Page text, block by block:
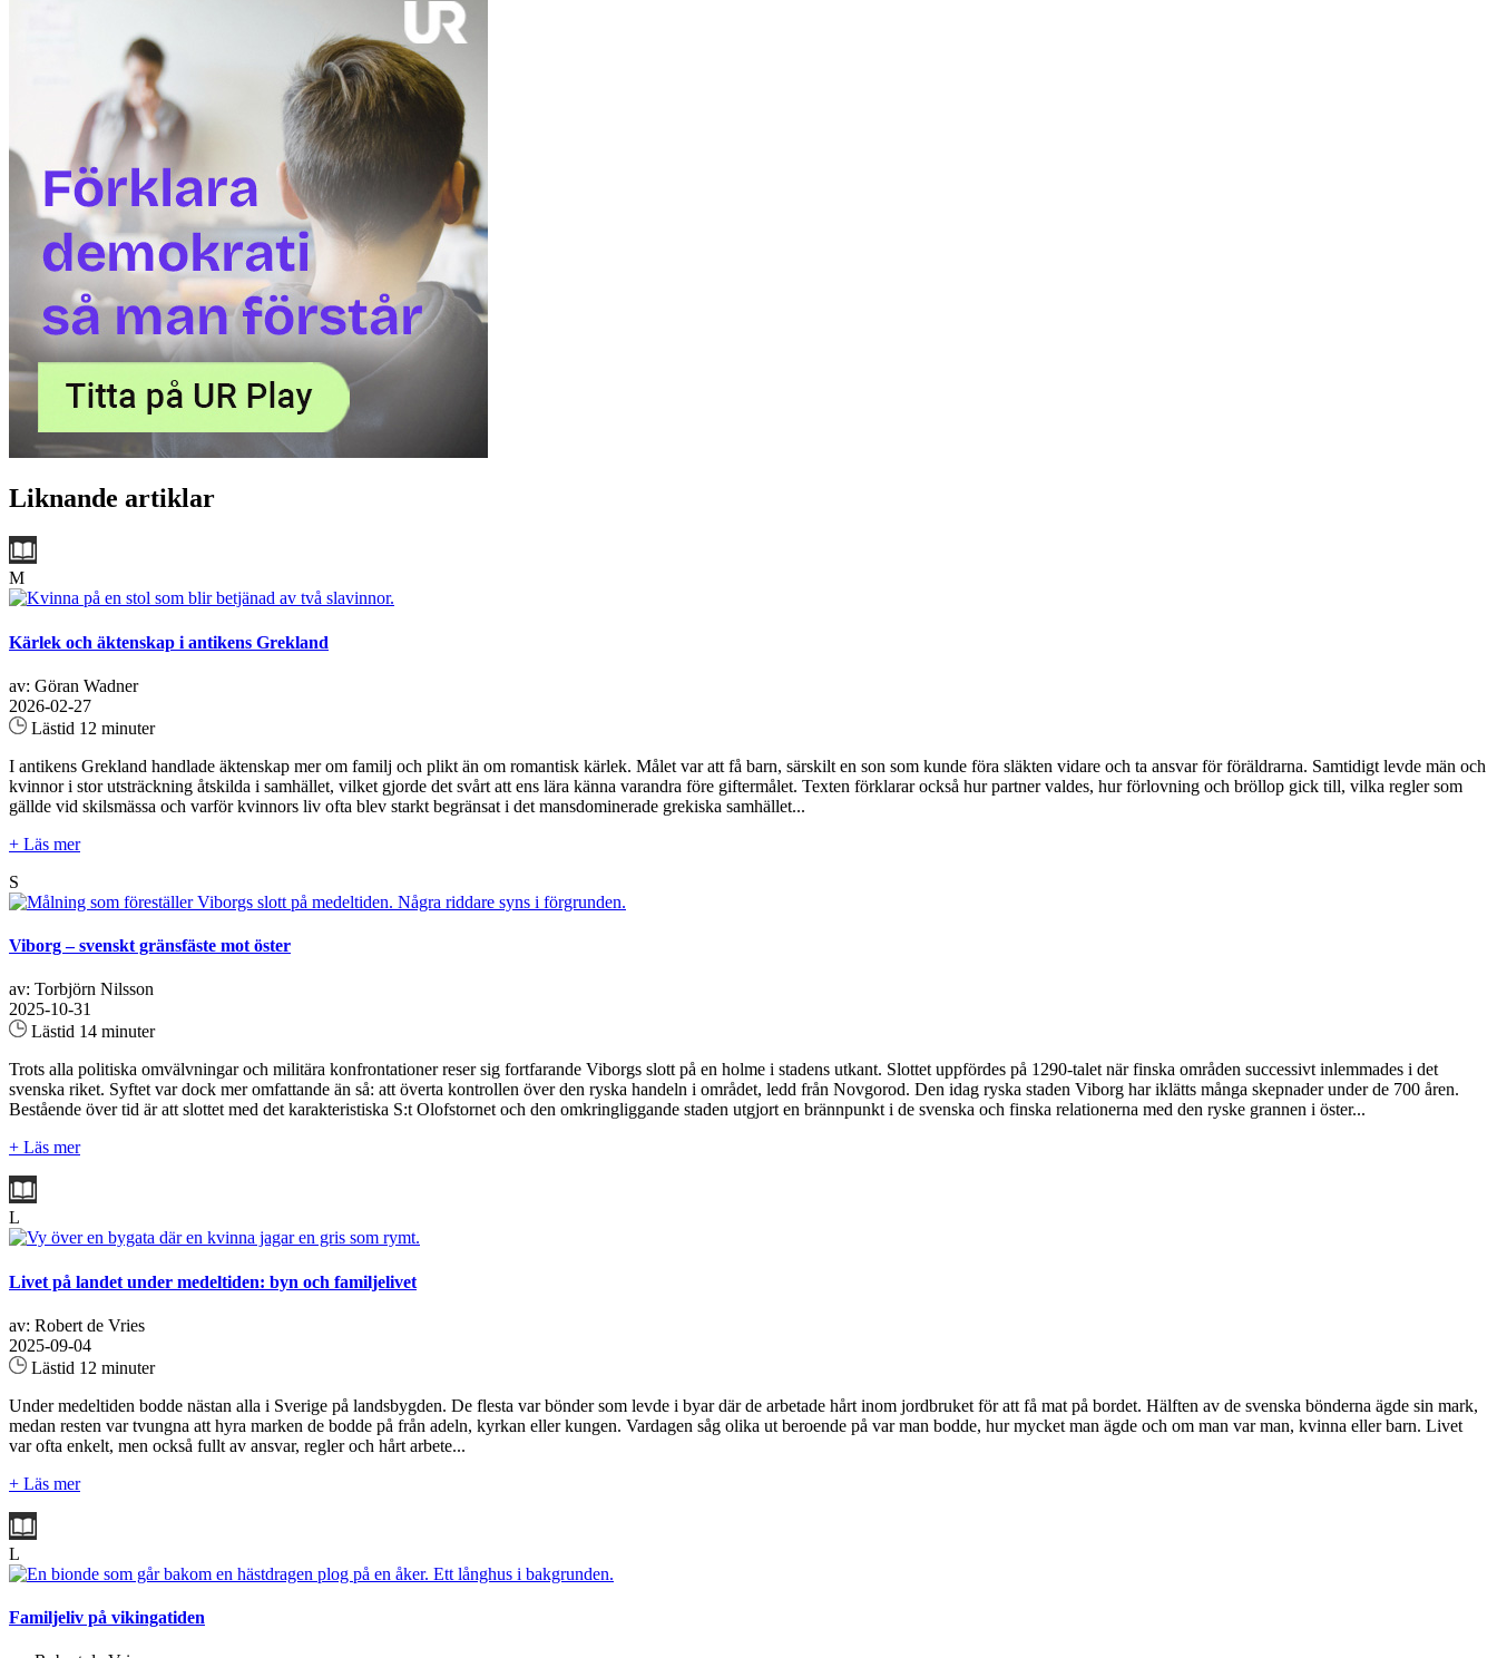
Liknande artiklar
M
Kärlek och äktenskap i antikens Grekland
av: Göran Wadner
2026-02-27
Lästid 12 minuter
I antikens Grekland handlade äktenskap mer om familj och plikt än om romantisk kärlek. Målet var att få barn, särskilt en son som kunde föra släkten vidare och ta ansvar för föräldrarna. Samtidigt levde män och
kvinnor i stor utsträckning åtskilda i samhället, vilket gjorde det svårt att ens lära känna varandra före giftermålet. Texten förklarar också hur partner valdes, hur förlovning och bröllop gick till, vilka regler som
gällde vid skilsmässa och varför kvinnors liv ofta blev starkt begränsat i det mansdominerade grekiska samhället...
+ Läs mer
S
Viborg – svenskt gränsfäste mot öster
av: Torbjörn Nilsson
2025-10-31
Lästid 14 minuter
Trots alla politiska omvälvningar och militära konfrontationer reser sig fortfarande Viborgs slott på en holme i stadens utkant. Slottet uppfördes på 1290-talet när finska områden successivt inlemmades i det
svenska riket. Syftet var dock mer omfattande än så: att överta kontrollen över den ryska handeln i området, ledd från Novgorod. Den idag ryska staden Viborg har iklätts många skepnader under de 700 åren.
Bestående över tid är att slottet med det karakteristiska S:t Olofstornet och den omkringliggande staden utgjort en brännpunkt i de svenska och finska relationerna med den ryske grannen i öster...
+ Läs mer
L
Livet på landet under medeltiden: byn och familjelivet
av: Robert de Vries
2025-09-04
Lästid 12 minuter
Under medeltiden bodde nästan alla i Sverige på landsbygden. De flesta var bönder som levde i byar där de arbetade hårt inom jordbruket för att få mat på bordet. Hälften av de svenska bönderna ägde sin mark,
medan resten var tvungna att hyra marken de bodde på från adeln, kyrkan eller kungen. Vardagen såg olika ut beroende på var man bodde, hur mycket man ägde och om man var man, kvinna eller barn. Livet
var ofta enkelt, men också fullt av ansvar, regler och hårt arbete...
+ Läs mer
L
Familjeliv på vikingatiden